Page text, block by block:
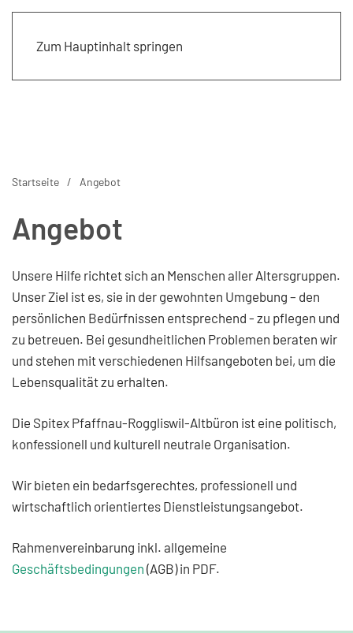
Zum Hauptinhalt springen
Startseite Angebot
Angebot
Unsere Hilfe richtet sich an Menschen aller Altersgruppen.
Unser Ziel ist es, sie in der gewohnten Umgebung – den
persönlichen Bedürfnissen entsprechend - zu pflegen und
zu betreuen. Bei gesundheitlichen Problemen beraten wir
und stehen mit verschiedenen Hilfsangeboten bei, um die
Lebensqualität zu erhalten.
Die Spitex Pfaffnau-Roggliswil-Altbüron ist eine politisch,
konfessionell und kulturell neutrale Organisation.
Wir bieten ein bedarfsgerechtes, professionell und
wirtschaftlich orientiertes Dienstleistungsangebot.
Rahmenvereinbarung inkl. allgemeine
Geschäftsbedingungen (AGB) in PDF.